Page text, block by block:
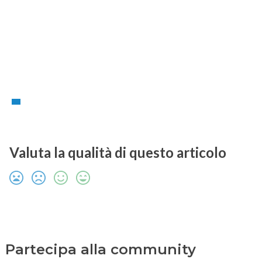
Valuta la qualità di questo articolo
Partecipa alla community